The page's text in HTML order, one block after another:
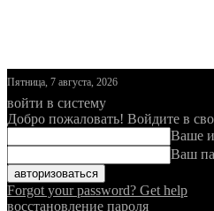
Пятница, 7 августа, 2026
войти в систему
Добро пожаловать! Войдите в
Ваше
Ваш
Forgot your password? Get help
восстановление пароля